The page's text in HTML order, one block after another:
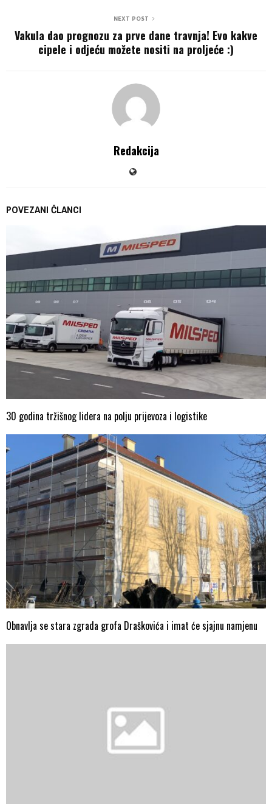
NEXT POST
Vakula dao prognozu za prve dane travnja! Evo kakve
cipele i odjeću možete nositi na proljeće :)
Redakcija
POVEZANI ČLANCI
30 godina tržišnog lidera na polju prijevoza i logistike
Obnavlja se stara zgrada grofa Draškovića i imat će sjajnu namjenu